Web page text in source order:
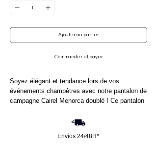
Ajouter au panier
Commander et payer
Soyez élégant et tendance lors de vos
événements champêtres avec notre pantalon de
campagne Cairel Menorca doublé ! Ce pantalon
champêtre ou pour vos randonnées à cheval
hippiques. Fabriqué en polyester et lycra, il est
Envíos 24/48H*